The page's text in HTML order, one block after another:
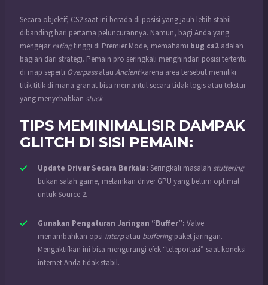
Secara objektif, CS2 saat ini berada di posisi yang jauh lebih stabil
dibanding hari pertama peluncurannya. Namun, bagi Anda yang
mengejarratingtinggi di Premier Mode, memahami bug cs2 adalah
bagian dari strategi. Pemain pro seringkali menghindari posisi tertentu
di map seperti Overpassatau Ancientkarena area tersebut memiliki
titik-titik di mana granat bisa memantul secara tidak logis atau tekstur
yang menyebabkan stuck.
TIPS MEMINIMALISIR DAMPAK
GLITCH DI SISI PEMAIN:
Update Driver Secara Berkala: Seringkali masalah stuttering
bukan salah game, melainkan driver GPU yang belum optimal
untuk Source 2.
Gunakan Pengaturan Jaringan “Buffer”: Valve
menambahkan opsi interpatau bufferingpaket jaringan.
Mengaktifkan ini bisa mengurangi efek “teleportasi” saat koneksi
internet Anda tidak stabil.